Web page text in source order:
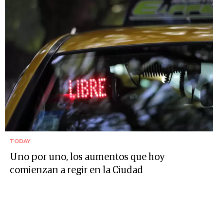
TODAY
Uno por uno, los aumentos que hoy
comienzan a regir en la Ciudad